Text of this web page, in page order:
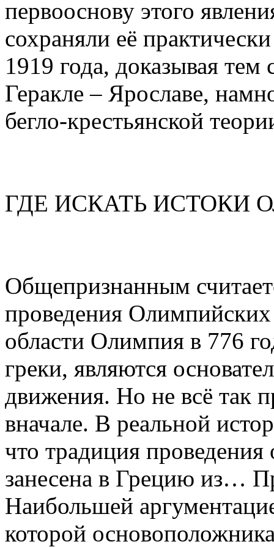
первооснову этого
сохраняли её
1919 года, доказывая
Геракле – Ярославе,
бегло-крестьянской
ГДЕ ИСКАТЬ ИСТОКИ
Общепризнанным
проведения Олимпийских
области Олимпия в 776
греки, являются
движения. Но не всё так
вначале. В реальной
что традиция
занесена в Грецию из…
Наибольшей
которой